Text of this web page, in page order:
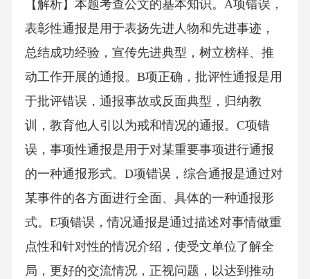
【解析】本题考查公文的基本知识。A项错误，
表彰性通报是用于表扬先进人物和先进事迹，
总结成功经验，宣传先进典型，树立榜样、推
动工作开展的通报。B项正确，批评性通报是用
于批评错误，通报事故或反面典型，归纳教
训，教育他人引以为戒和情况的通报。C项错
误，事项性通报是用于对某重要事项进行通报
的一种通报形式。D项错误，综合通报是通过对
某事件的各方面进行全面、具体的一种通报形
式。E项错误，情况通报是通过描述对事情做重
点性和针对性的情况介绍，使受文单位了解全
局，更好的交流情况，正视问题，以达到推动